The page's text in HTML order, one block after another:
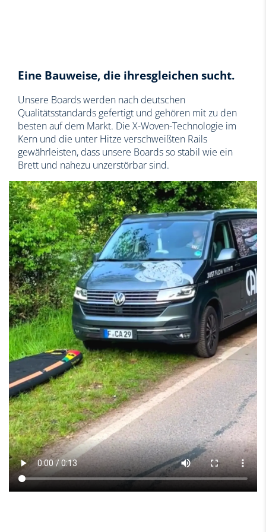
Eine Bauweise, die ihresgleichen sucht.
Unsere Boards werden nach deutschen
Qualitätsstandards gefertigt und gehören mit zu den
besten auf dem Markt. Die X-Woven-Technologie im
Kern und die unter Hitze verschweißten Rails
gewährleisten, dass unsere Boards so stabil wie ein
Brett und nahezu unzerstörbar sind.